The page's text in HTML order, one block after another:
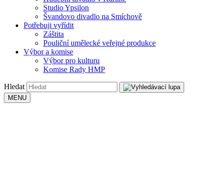
Studio Ypsilon
Švandovo divadlo na Smíchově
Potřebuji vyřídit
Záštita
Pouliční umělecké veřejné produkce
Výbor a komise
Výbor pro kulturu
Komise Rady HMP
Hledat
MENU